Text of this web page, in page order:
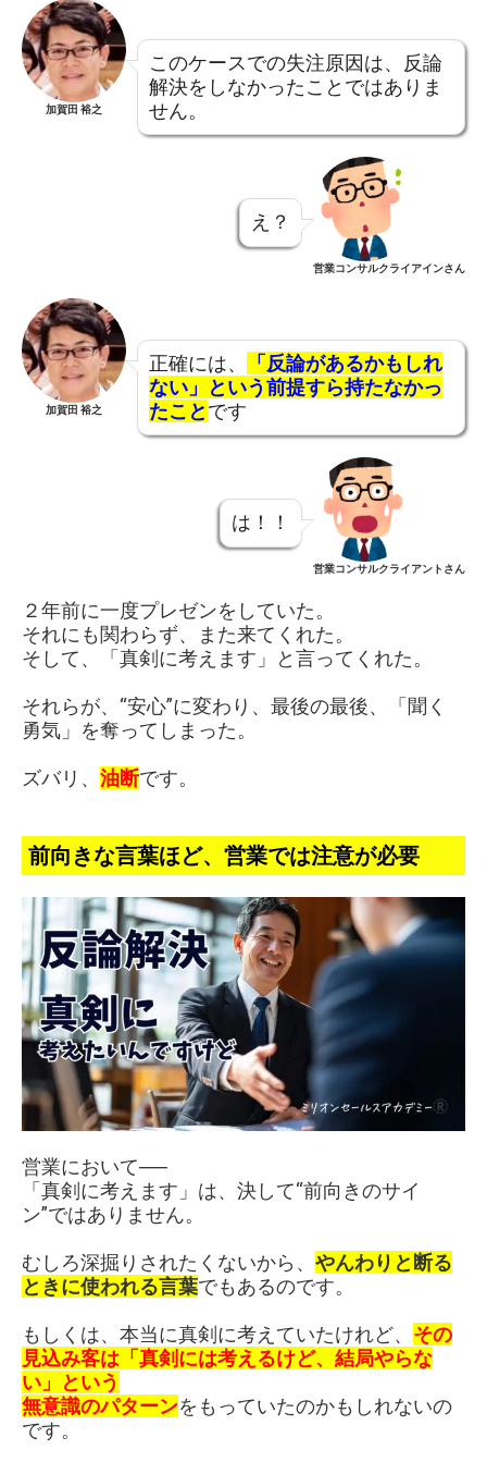
加賀田 裕之
このケースでの失注原因は、反論
解決をしなかったことではありま
せん。
え？
営業コンサルクライアインさん
加賀田 裕之
正確には、
「反論があるかもしれ
ない」という前提すら持たなかっ
たことです
は！！
営業コンサルクライアントさん
２年前に一度プレゼンをしていた。
それにも関わらず、また来てくれた。
そして、「真剣に考えます」と言ってくれた。
それらが、“安心”に変わり、最後の最後、「聞く
勇気」を奪ってしまった。
ズバリ、 油断です。
前向きな言葉ほど、営業では注意が必要
営業において──
「真剣に考えます」は、決して“前向きのサイ
ン”ではありません。
むしろ深掘りされたくないから、 やんわりと断る
ときに使われる言葉でもあるのです。
もしくは、本当に真剣に考えていたけれど、 その
見込み客は「真剣には考えるけど、結局やらな
い」という
無意識のパターンをもっていたのかもしれないの
です。